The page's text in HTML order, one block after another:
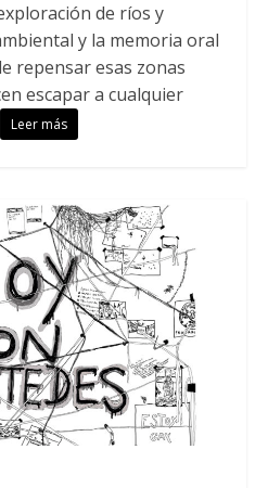
de ríos y
y la memoria oral
repensar esas zonas
escapar a cualquier
Leer más